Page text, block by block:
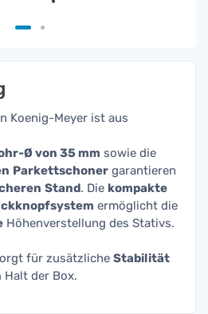
Koenig-Meyer ist aus
Ø von 35 mm sowie die
Parkettschoner garantieren
Stand. Die kompakte
ermöglicht die
Höhenverstellung des Stativs.
für zusätzliche Stabilität
Halt der Box.